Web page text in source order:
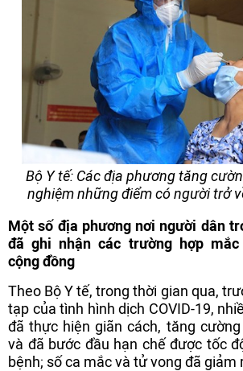
Bộ Y tế: Các địa phương tăng
nghiệm những điểm có người trở
Một số địa phương nơi người dân
đã ghi nhận các trường hợp mắc
cộng đồng
Theo Bộ Y tế, trong thời gian qua,
tạp của tình hình dịch COVID-19,
đã thực hiện giãn cách, tăng
và đã bước đầu hạn chế được tốc
bệnh; số ca mắc và tử vong đã giảm